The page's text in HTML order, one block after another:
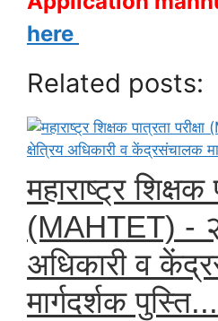
here
Related posts:
महाराष्ट्र शिक्षक
(MAHTET) -
अधिकारी व
मार्गदर्शक पुस्ति...